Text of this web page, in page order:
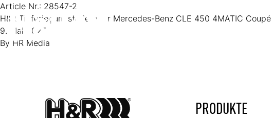
Zum Inhalt springen
Article Nr.: 28547-2
H&R Tieferlegungsfedern für Mercedes-Benz CLE 450 4MATIC
9. Mai 2025
By HR Media
PRODUKTE